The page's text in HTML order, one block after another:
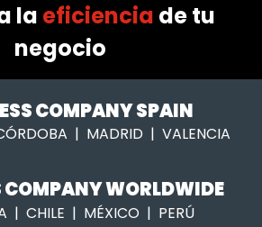
la eficiencia de tu
negocio
COMPANY SPAIN
| MADRID | VALENCIA
COMPANY WORLDWIDE
| CHILE | MÉXICO | PERÚ